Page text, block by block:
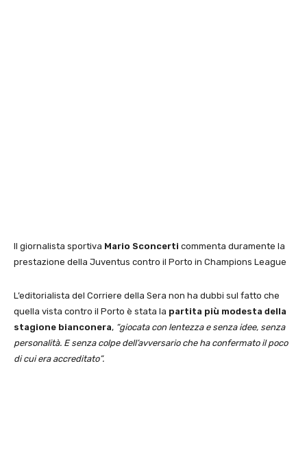
Il giornalista sportiva Mario Sconcerti commenta duramente la
prestazione della Juventus contro il Porto in Champions League
L’editorialista del Corriere della Sera non ha dubbi sul fatto che
quella vista contro il Porto è stata la partita più modesta della
stagione bianconera, “giocata con lentezza e senza idee, senza
personalità. E senza colpe dell’avversario che ha confermato il poco
di cui era accreditato”.